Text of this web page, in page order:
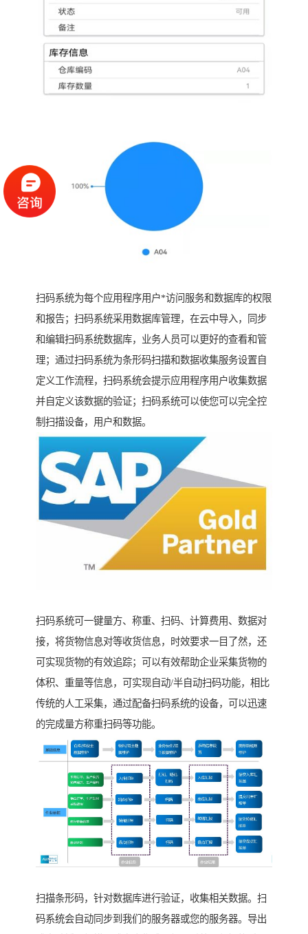
扫码系统为每个应用程序用户*访问服务和数据库的权限
和报告；扫码系统采用数据库管理，在云中导入，同步
和编辑扫码系统数据库，业务人员可以更好的查看和管
理；通过扫码系统为条形码扫描和数据收集服务设置自
定义工作流程，扫码系统会提示应用程序用户收集数据
并自定义该数据的验证；扫码系统可以使您可以完全控
制扫描设备，用户和数据。
扫码系统可一键量方、称重、扫码、计算费用、数据对
接，将货物信息对等收货信息，时效要求一目了然，还
可实现货物的有效追踪；可以有效帮助企业采集货物的
体积、重量等信息，可实现自动/半自动扫码功能，相比
传统的人工采集，通过配备扫码系统的设备，可以迅速
的完成量方称重扫码等功能。
扫描条形码，针对数据库进行验证，收集相关数据。扫
码系统会自动同步到我们的服务器或您的服务器。导出